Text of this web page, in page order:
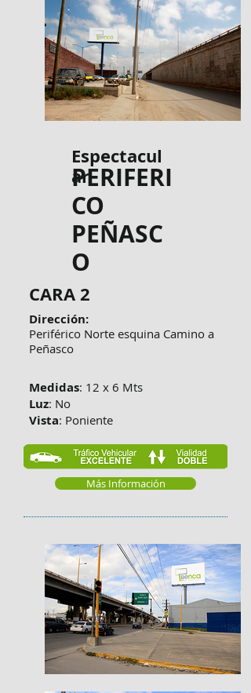
Espectacul
ar
PERIFERI
CO
PEÑASC
O
CARA 2
Dirección:
Periférico Norte esquina Camino a
Peñasco
Medidas: 12 x 6 Mts
Luz: No
Vista: Poniente
Más Información